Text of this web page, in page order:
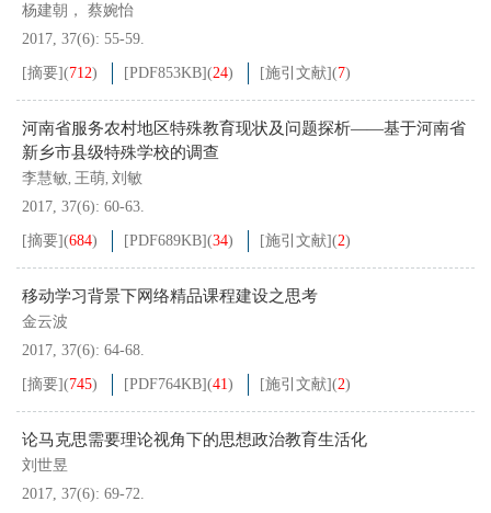
杨建朝， 蔡婉怡
2017, 37(6): 55-59.
[摘要](712) [PDF853KB](24) [施引文献](7)
河南省服务农村地区特殊教育现状及问题探析——基于河南省
新乡市县级特殊学校的调查
李慧敏, 王萌, 刘敏
2017, 37(6): 60-63.
[摘要](684) [PDF689KB](34) [施引文献](2)
移动学习背景下网络精品课程建设之思考
金云波
2017, 37(6): 64-68.
[摘要](745) [PDF764KB](41) [施引文献](2)
论马克思需要理论视角下的思想政治教育生活化
刘世昱
2017, 37(6): 69-72.